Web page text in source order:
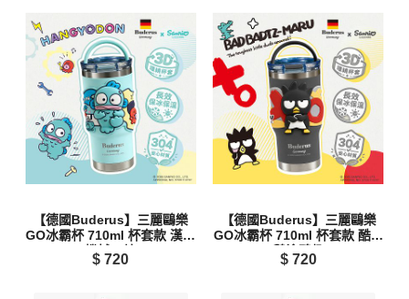
【德國Buderus】三麗鷗樂
GO冰霸杯 710ml 杯套款 漢頓
機械工坊
$720
【德國Buderus】三麗鷗樂
GO冰霸杯 710ml 杯套款 酷企
鵝塗鴉趣
$ 720